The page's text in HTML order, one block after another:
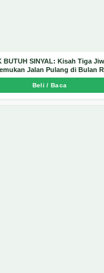
BUTUH SINYAL: Kisah Tiga
Jalan Pulang di Bulan
Beli / Baca